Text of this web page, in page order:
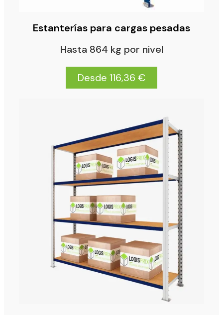
641 496 562
info@logisprix.com
Estanterías para cargas pesadas
Hasta 864 kg por nivel
Desde 116,36 €